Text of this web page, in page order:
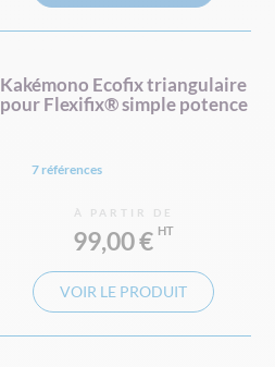
Kakémono Ecofix triangulaire
pour Flexifix® simple potence
7 références
À PARTIR DE
99,00 €
VOIR LE PRODUIT